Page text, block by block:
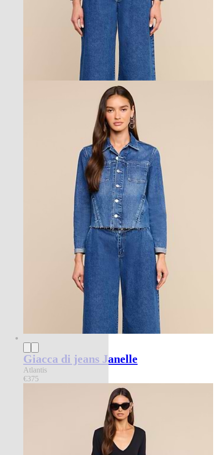
Giacca di jeans Janelle
Atlantis
€375